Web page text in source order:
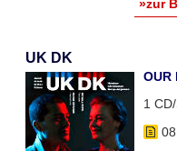
»zur
UK DK
OUR
1